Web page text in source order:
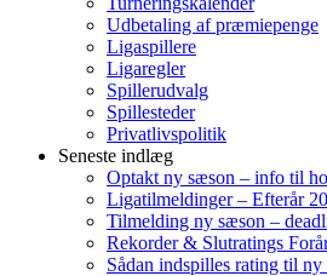
Udbetaling af præmiepenge
Ligaspillere
Ligaregler
Spillerudvalg
Spillesteder
Privatlivspolitik
Seneste indlæg
Optakt ny sæson – info til
Ligatilmeldinger – Efterår
Tilmelding ny sæson –
Rekorder & Slutratings
Sådan indspilles rating til